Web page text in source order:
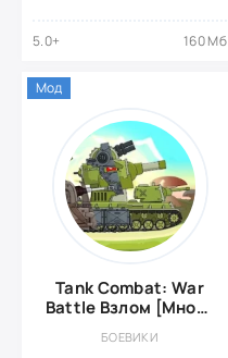
5.0+ 160 Мб
Tank Combat: War
Battle Взлом [Много
БОЕВИКИ
Мод